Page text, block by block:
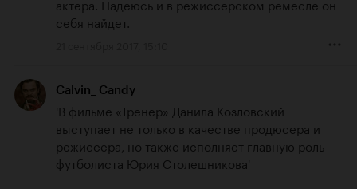
актера. Надеюсь и в режиссерском ремесле он
себя найдет.
Calvin_ Candy
'В фильме «Тренер» Данила Козловский
выступает не только в качестве продюсера и
режиссера, но также исполняет главную роль —
футболиста Юрия Столешникова'